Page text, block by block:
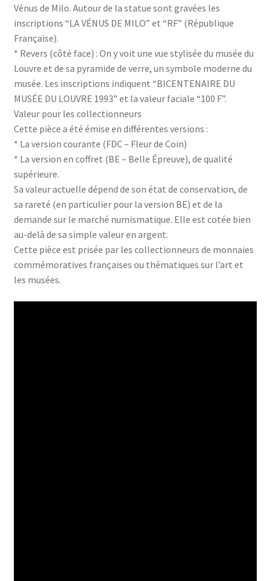
Vénus de Milo. Autour de la statue sont gravées les
inscriptions “LA VÉNUS DE MILO” et “RF” (République
Française).
* Revers (côté face) : On y voit une vue stylisée du musée du
Louvre et de sa pyramide de verre, un symbole moderne du
musée. Les inscriptions indiquent “BICENTENAIRE DU
MUSÉE DU LOUVRE 1993” et la valeur faciale “100 F”.
Valeur pour les collectionneurs
Cette pièce a été émise en différentes versions :
* La version courante (FDC – Fleur de Coin)
* La version en coffret (BE – Belle Épreuve), de qualité
supérieure.
Sa valeur actuelle dépend de son état de conservation, de
sa rareté (en particulier pour la version BE) et de la
demande sur le marché numismatique. Elle est cotée bien
au-delà de sa simple valeur en argent.
Cette pièce est prisée par les collectionneurs de monnaies
commémoratives françaises ou thématiques sur l’art et
les musées.